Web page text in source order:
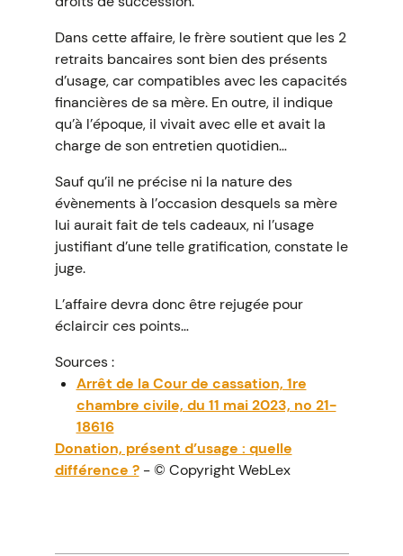
Dans cette affaire, le frère soutient que les 2
retraits bancaires sont bien des présents
d’usage, car compatibles avec les capacités
financières de sa mère. En outre, il indique
qu’à l’époque, il vivait avec elle et avait la
charge de son entretien quotidien…
Sauf qu’il ne précise ni la nature des
évènements à l’occasion desquels sa mère
lui aurait fait de tels cadeaux, ni l’usage
justifiant d’une telle gratification, constate le
juge.
L’affaire devra donc être rejugée pour
éclaircir ces points…
Sources :
Arrêt de la Cour de cassation, 1re
chambre civile, du 11 mai 2023, no 21-
18616
Donation, présent d’usage : quelle
différence ?- © Copyright WebLex